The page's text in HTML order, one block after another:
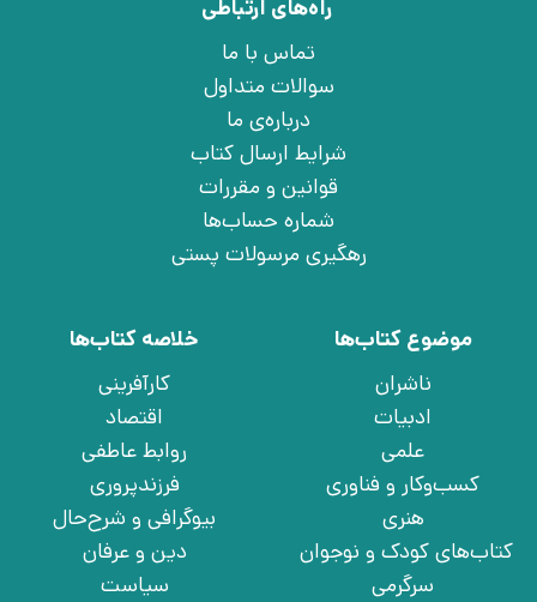
راه‌های ارتباطی
تماس با ما
سوالات متداول
درباره‌ی ما
شرایط ارسال کتاب
قوانین و مقررات
شماره حساب‌ها
رهگیری مرسولات پستی
موضوع کتاب‌ها
ناشران
ادبیات
علمی
کسب‌وکار و فناوری
هنری
کتاب‌های کودک و نوجوان
سرگرمی
خلاصه کتاب‌ها
کارآفرینی
اقتصاد
روابط عاطفی
فرزندپروری
بیوگرافی و شرح‌حال
دین و عرفان
سیاست